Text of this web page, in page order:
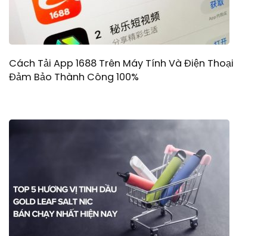
Cách Tải App 1688 Trên Máy Tính Và Điện Thoại
Đảm Bảo Thành Công 100%